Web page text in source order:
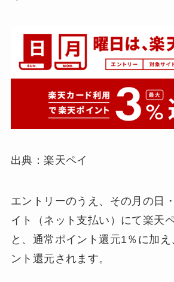
出典：楽天ペイ
エントリーのうえ、その月の日
イト（ネット支払い）にて楽天
と、通常ポイント還元1％に加
ント還元されます。